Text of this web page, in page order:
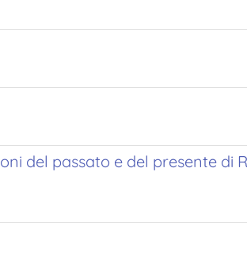
del passato e del presente di